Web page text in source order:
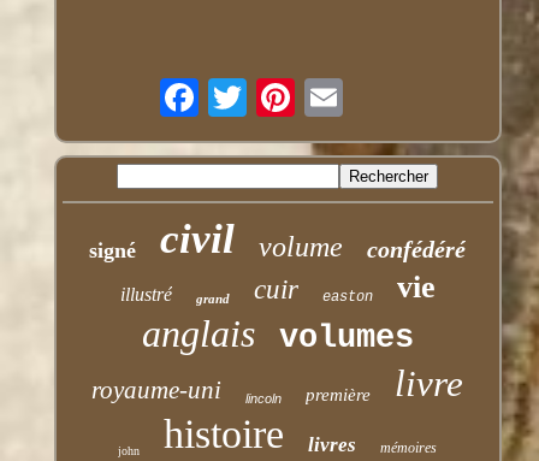
signé civil volume confédéré
illustré grand cuir easton vie
anglais volumes
royaume-uni lincoln première livre
john histoire livres mémoires